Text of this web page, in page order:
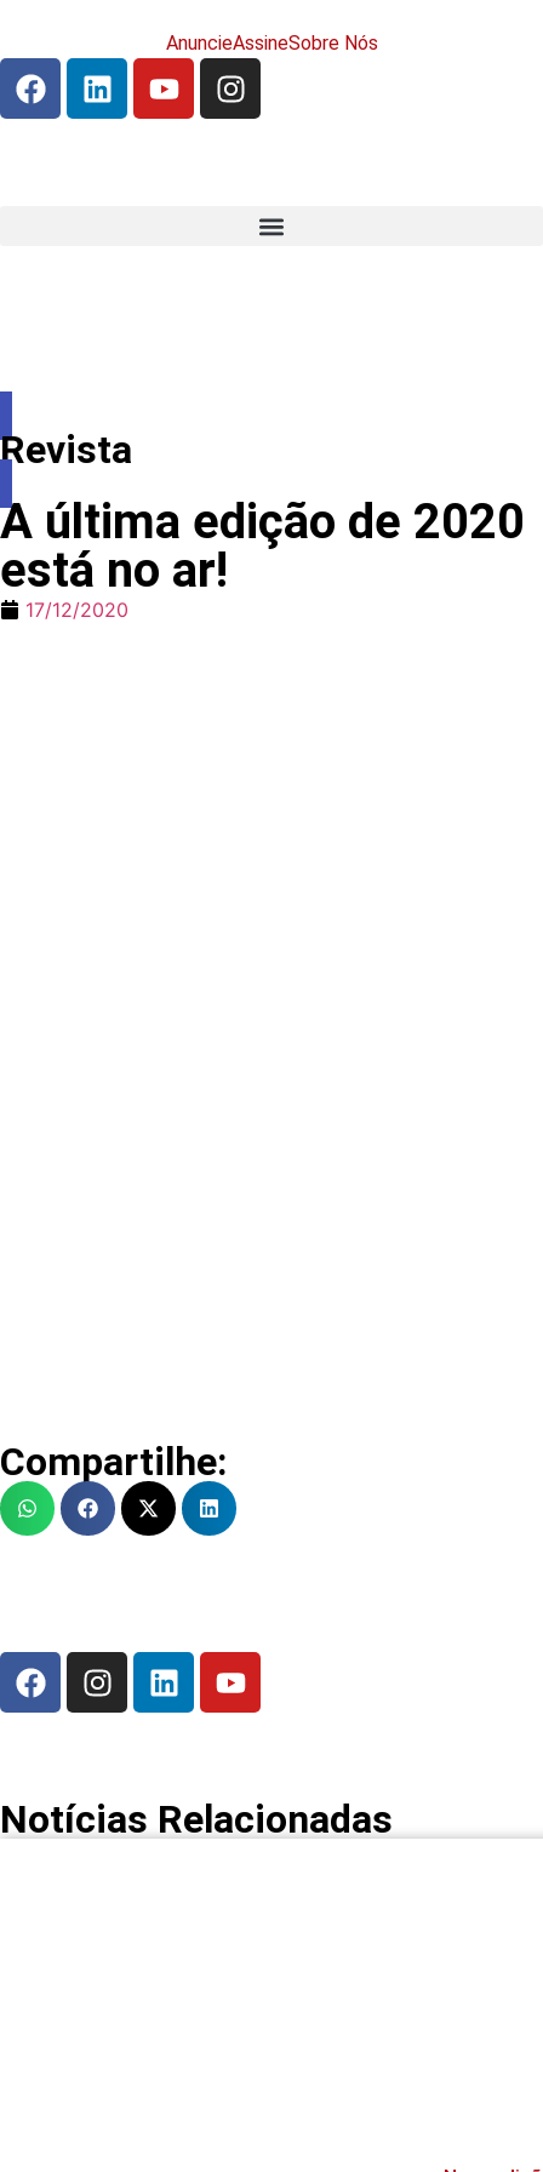
AnuncieAssineSobre Nós
Revista
A última edição de 2020
está no ar!
17/12/2020
Compartilhe:
Notícias Relacionadas